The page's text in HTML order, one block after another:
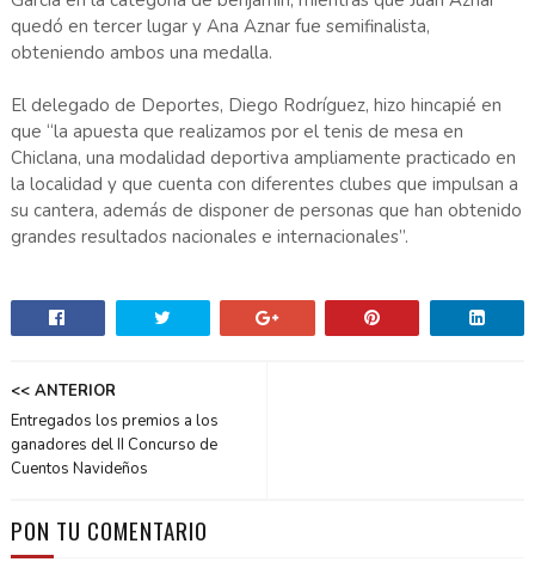
quedó en tercer lugar y Ana Aznar fue semifinalista,
obteniendo ambos una medalla.
El delegado de Deportes, Diego Rodríguez, hizo hincapié en
que “la apuesta que realizamos por el tenis de mesa en
Chiclana, una modalidad deportiva ampliamente practicado en
la localidad y que cuenta con diferentes clubes que impulsan a
su cantera, además de disponer de personas que han obtenido
grandes resultados nacionales e internacionales”.
<< ANTERIOR
Entregados los premios a los
ganadores del II Concurso de
Cuentos Navideños
PON TU COMENTARIO